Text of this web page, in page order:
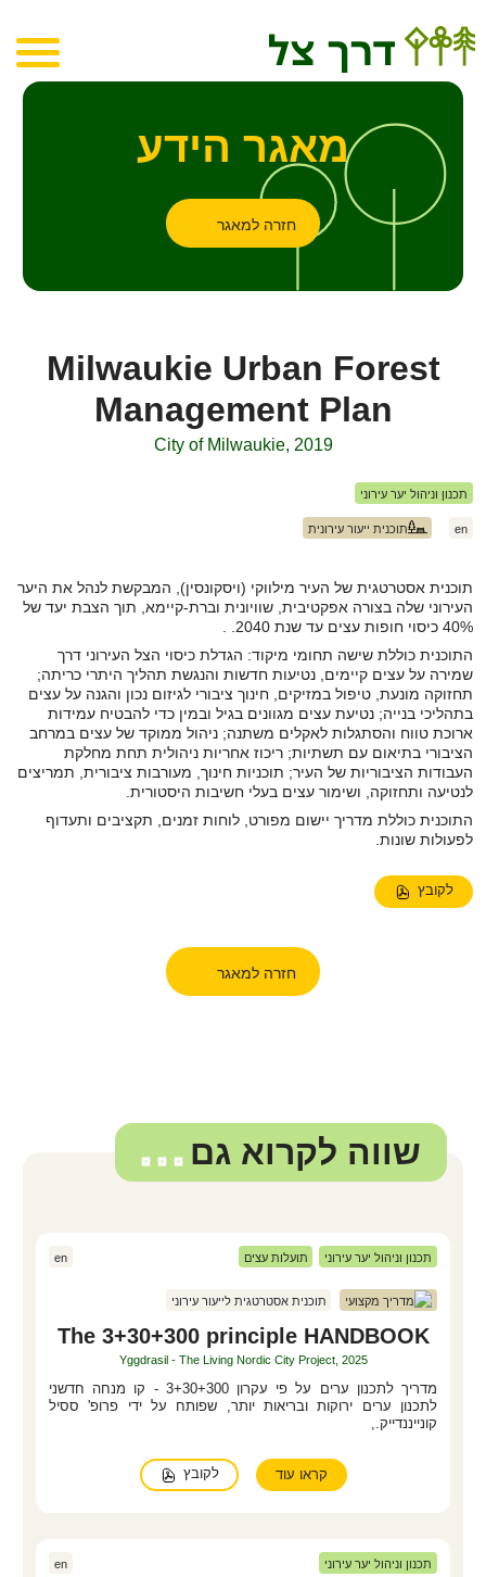
מאגר הידע
חזרה למאגר
Milwaukie Urban Forest
Management Plan
City of Milwaukie, 2019
תכנון וניהול יער עירוני
en תוכנית ייעור עירונית
צילום: Mark Gamba
תוכנית אסטרטגית של העיר מילווקי (ויסקונסין), המבקשת לנהל את היער
העירוני שלה בצורה אפקטיבית, שוויונית וברת-קיימא, תוך הצבת יעד של
40% כיסוי חופות עצים עד שנת 2040. .
התוכנית כוללת שישה תחומי מיקוד: הגדלת כיסוי הצל העירוני דרך
שמירה על עצים קיימים, נטיעות חדשות והנגשת תהליך היתרי כריתה;
תחזוקה מונעת, טיפול במזיקים, חינוך ציבורי לגיזום נכון והגנה על עצים
בתהליכי בנייה; נטיעת עצים מגוונים בגיל ובמין כדי להבטיח עמידות
ארוכת טווח והסתגלות לאקלים משתנה; ניהול ממוקד של עצים במרחב
הציבורי בתיאום עם תשתיות; ריכוז אחריות ניהולית תחת מחלקת
העבודות הציבוריות של העיר; תוכניות חינוך, מעורבות ציבורית, תמריצים
לנטיעה ותחזוקה, ושימור עצים בעלי חשיבות היסטורית.
התוכנית כוללת מדריך יישום מפורט, לוחות זמנים, תקציבים ותעדוף
לפעולות שונות.
לקובץ
חזרה למאגר
שווה לקרוא גם ...
תכנון וניהול יער עירוני תועלות עצים en
מדריך מקצועי תוכנית אסטרטגית לייעור עירוני
The 3+30+300 principle HANDBOOK
Yggdrasil - The Living Nordic City Project, 2025
מדריך לתכנון ערים על פי עקרון 3+30+300 - קו מנחה חדשני
לתכנון ערים ירוקות ובריאות יותר, שפותח על ידי פרופ' ססיל
קונייננדייק.,
קראו עוד לקובץ
תכנון וניהול יער עירוני en